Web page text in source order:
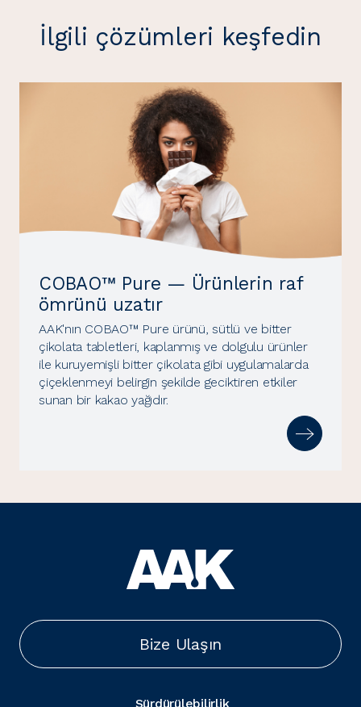
İlgili çözümleri keşfedin
COBAO™ Pure — Ürünlerin raf
ömrünü uzatır
AAK'nın COBAO™ Pure ürünü, sütlü ve bitter
çikolata tabletleri, kaplanmış ve dolgulu ürünler
ile kuruyemişli bitter çikolata gibi uygulamalarda
çiçeklenmeyi belirgin şekilde geciktiren etkiler
sunan bir kakao yağıdır.
Bize Ulaşın
Sürdürülebilirlik